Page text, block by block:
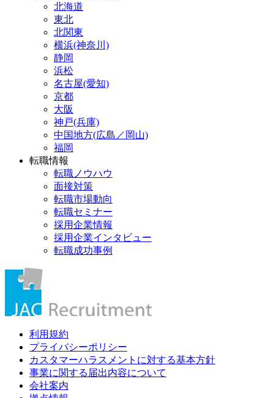
北海道
東北
北関東
横浜(神奈川)
静岡
浜松
名古屋(愛知)
京都
大阪
神戸(兵庫)
中国地方(広島／岡山)
福岡
転職情報
転職ノウハウ
面接対策
転職市場動向
転職セミナー
採用企業情報
採用企業インタビュー
転職成功事例
利用規約
プライバシーポリシー
カスタマーハラスメントに対する基本方針
事業に関する届出内容について
会社案内